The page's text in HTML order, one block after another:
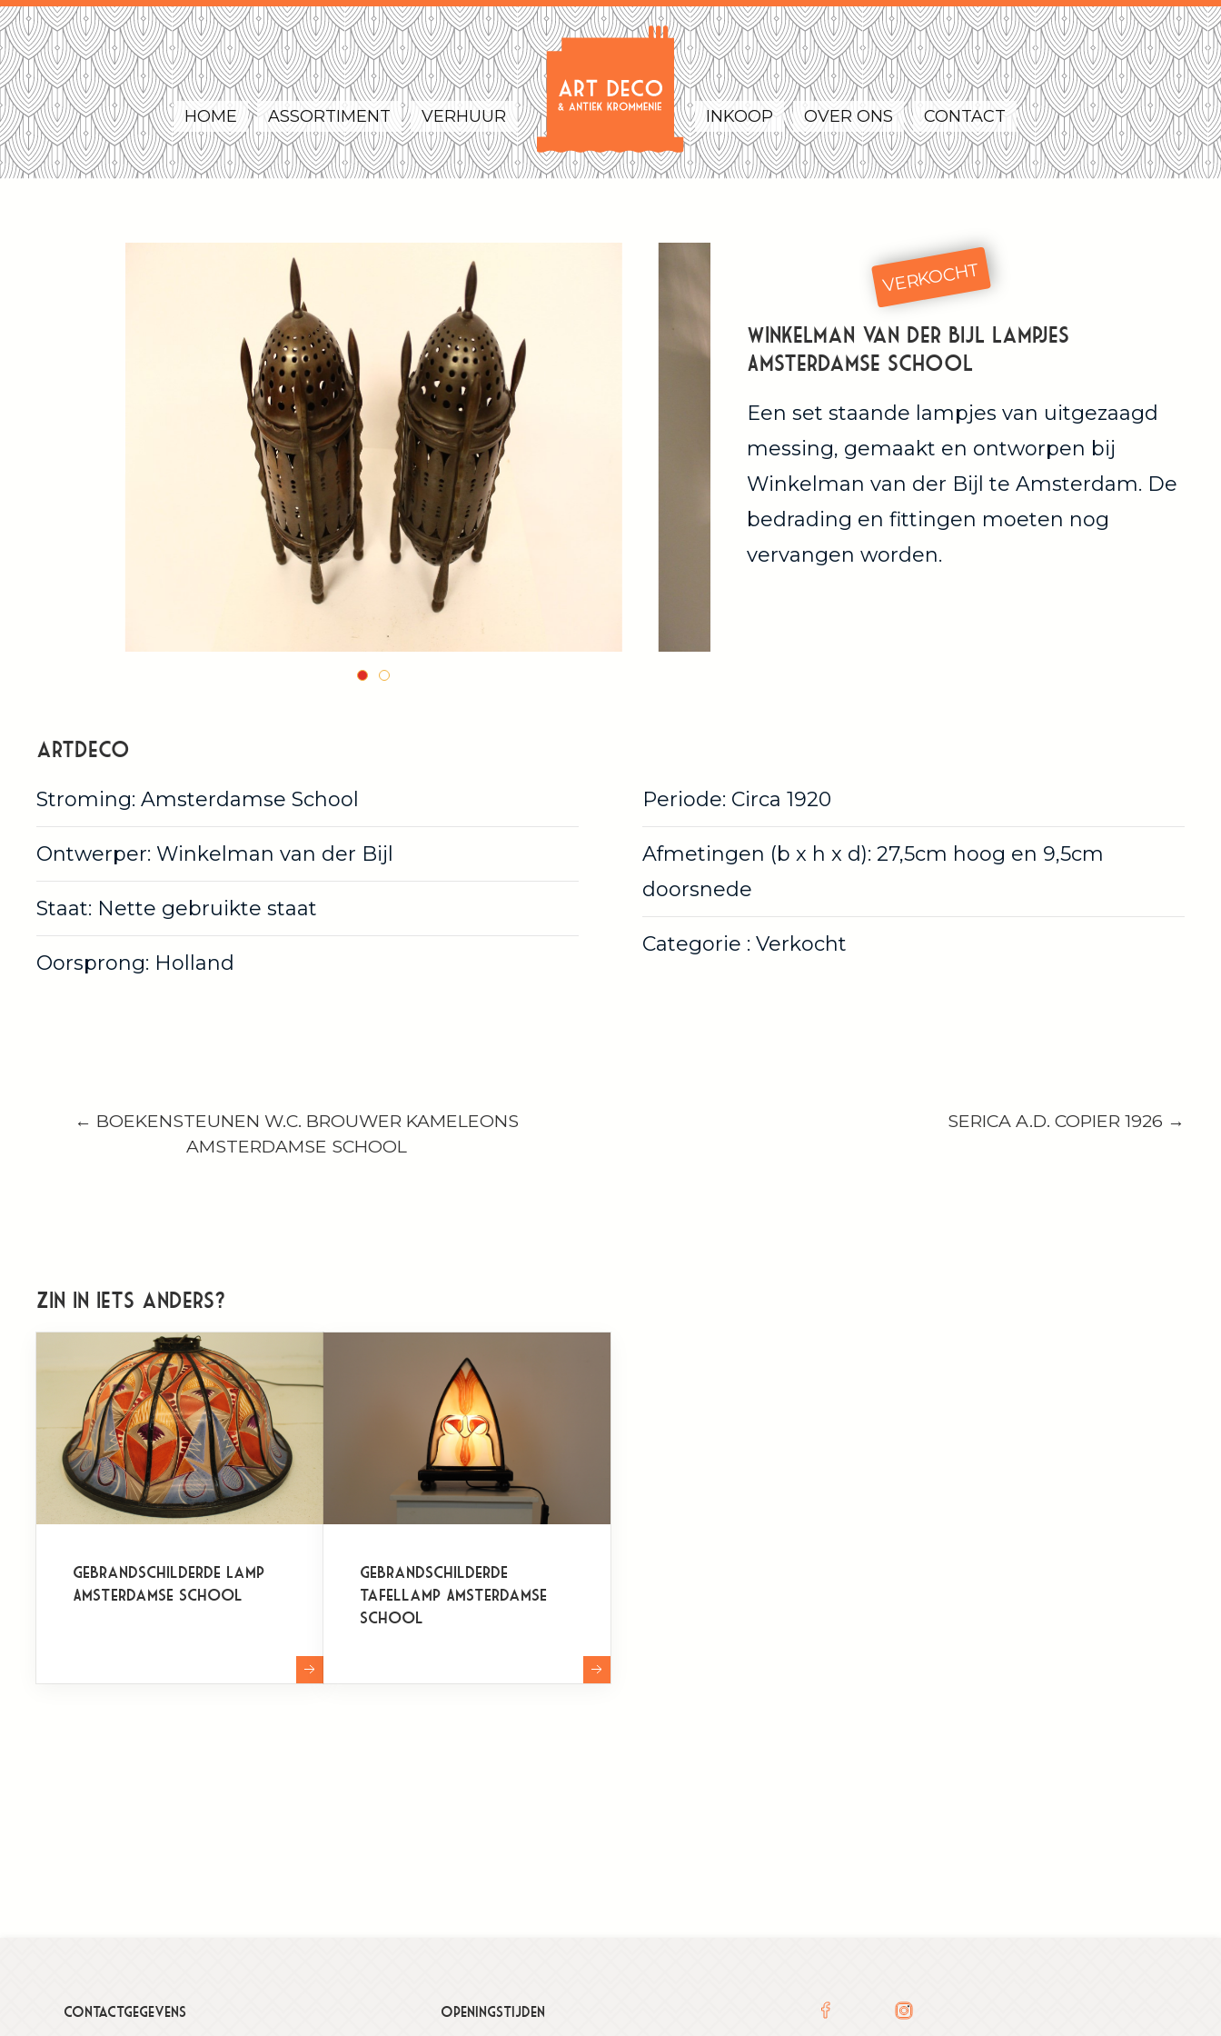
HOME ASSORTIMENT VERHUUR INKOOP OVER ONS CONTACT
VERKOCHT
Winkelman van der Bijl lampjes
Amsterdamse School
Een set staande lampjes van uitgezaagd
messing, gemaakt en ontworpen bij
Winkelman van der Bijl te Amsterdam. De
bedrading en fittingen moeten nog
vervangen worden.
artdeco
Stroming: Amsterdamse School
Ontwerper: Winkelman van der Bijl
Staat: Nette gebruikte staat
Oorsprong: Holland
Periode: Circa 1920
Afmetingen (b x h x d): 27,5cm hoog en 9,5cm
doorsnede
Categorie : Verkocht
← BOEKENSTEUNEN W.C. BROUWER KAMELEONS
AMSTERDAMSE SCHOOL
SERICA A.D. COPIER 1926 →
Zin in iets anders?
Gebrandschilderde Lamp
Amsterdamse School
Gebrandschilderde
tafellamp Amsterdamse
School
Contactgegevens Openingstijden